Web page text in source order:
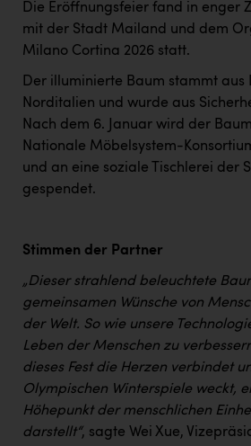
Orlen
PEZ
PÜSPÖK
REMAX
RE/MAX Welcome
Ruderclub Wels
SCRI - Salzburg Cancer Research
SCHMACHTL GmbH
Schwingshandl - automation
Seher + Partner
Die Eröffnungsfeier fand in enger
mit der Stadt Mailand und dem
Milano Cortina 2026 statt.
Der illuminierte Baum stammt aus
Norditalien und wurde aus
Nach dem 6. Januar wird der
Nationale Möbelsystem-
und an eine soziale Tischlerei der
gespendet.
Stimmen der Partner
„Dieser strahlend beleuchtete
gemeinsamen Wünsche von
der Welt. So wie unsere
Leben der Menschen zu
dieses Fest die Herzen verbindet
Olympischen Winterspiele weckt,
Höhepunkt der menschlichen
darstellt“, sagte Wei Xue,